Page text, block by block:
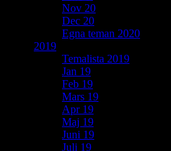
Nov 20
Dec 20
Egna teman 2020
2019
Temalista 2019
Jan 19
Feb 19
Mars 19
Apr 19
Maj 19
Juni 19
Juli 19